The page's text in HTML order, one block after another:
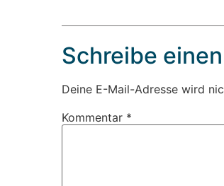
Schreibe
Deine E-Mail-Adresse wird
Kommentar *